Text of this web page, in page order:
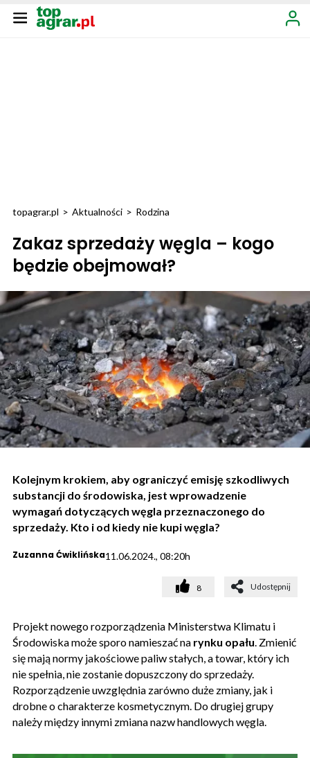
topagrar.pl > Aktualności > Rodzina
Zakaz sprzedaży węgla – kogo
będzie obejmował?
Kolejnym krokiem, aby ograniczyć emisję szkodliwych
substancji do środowiska, jest wprowadzenie
wymagań dotyczących węgla przeznaczonego do
sprzedaży. Kto i od kiedy nie kupi węgla?
Zuzanna Ćwiklińska11.06.2024., 08:20h
8 Udostępnij
Projekt nowego rozporządzenia Ministerstwa Klimatu i
Środowiska może sporo namieszać na rynku opału. Zmienić
się mają normy jakościowe paliw stałych, a towar, który ich
nie spełnia, nie zostanie dopuszczony do sprzedaży.
Rozporządzenie uwzględnia zarówno duże zmiany, jak i
drobne o charakterze kosmetycznym. Do drugiej grupy
należy między innymi zmiana nazw handlowych węgla.